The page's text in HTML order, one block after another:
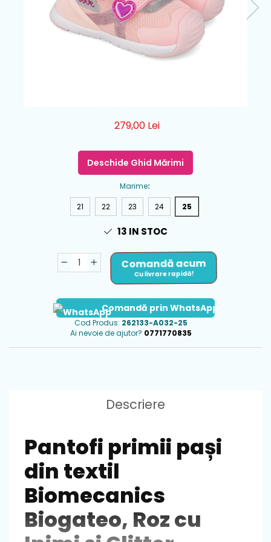
279,00 Lei
Deschide Ghid Mărimi
Marime:
21
22 23 24 25
13 IN STOC
Comandă acum
Cu livrare rapidă!
Comandă prin WhatsApp
Cod Produs: 262133-A032-25
Ai nevoie de ajutor? 0771770835
Descriere
Pantofi primii pași
din textil
Biomecanics
Biogateo, Roz cu